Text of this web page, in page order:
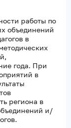
работы по
объединений
в
года. При
в
региона в
и/